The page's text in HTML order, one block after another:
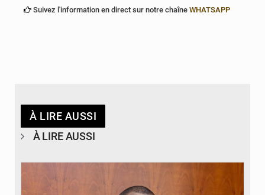
Suivez l'information en direct sur notre chaîne WHATSAPP
À LIRE AUSSI
À LIRE AUSSI